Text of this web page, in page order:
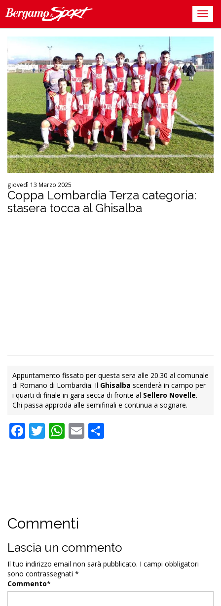
giovedì 13 Marzo 2025
Coppa Lombardia Terza categoria:
stasera tocca al Ghisalba
Appuntamento fissato per questa sera alle 20.30 al comunale
di Romano di Lombardia. Il Ghisalba scenderà in campo per
i quarti di finale in gara secca di fronte al Sellero Novelle.
Chi passa approda alle semifinali e continua a sognare.
Facebook
Twitter
WhatsApp
Email
Commenti
Lascia un commento
Il tuo indirizzo email non sarà pubblicato. I campi obbligatori
sono contrassegnati *
Commento*